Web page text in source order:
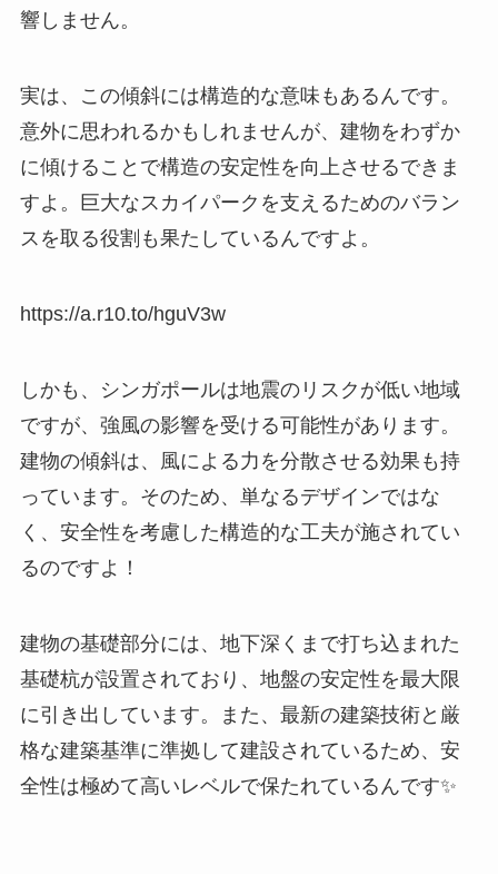
響しません。
実は、この傾斜には構造的な意味もあるんです。
意外に思われるかもしれませんが、建物をわずか
に傾けることで構造の安定性を向上させるできま
すよ。巨大なスカイパークを支えるためのバラン
スを取る役割も果たしているんですよ。
https://a.r10.to/hguV3w
しかも、シンガポールは地震のリスクが低い地域
ですが、強風の影響を受ける可能性があります。
建物の傾斜は、風による力を分散させる効果も持
っています。そのため、単なるデザインではな
く、安全性を考慮した構造的な工夫が施されてい
るのですよ！
建物の基礎部分には、地下深くまで打ち込まれた
基礎杭が設置されており、地盤の安定性を最大限
に引き出しています。また、最新の建築技術と厳
格な建築基準に準拠して建設されているため、安
全性は極めて高いレベルで保たれているんです✨